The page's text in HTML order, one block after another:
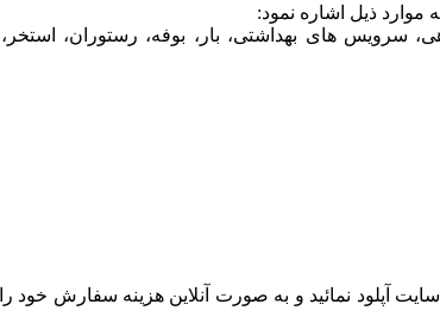
موارد ذیل اشاره نمود:
سرویس های بهداشتی، بار، بوفه، رستوران،
آپلود نمائید و به صورت آنلاین هزینه سفارش خود